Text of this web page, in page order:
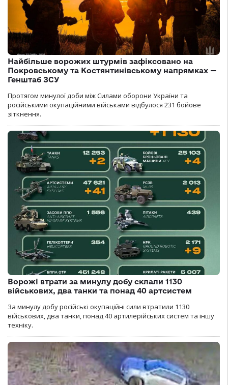
Найбільше ворожих штурмів зафіксовано на
Покровському та Костянтинівському напрямках —
Генштаб ЗСУ
Протягом минулої доби між Силами оборони України та
російськими окупаційними військами відбулося 231 бойове
зіткнення.
Ворожі втрати за минулу добу склали 1130
військових, два танки та понад 40 артсистем
За минулу добу російські окупаційні сили втратили 1130
військових, два танки, понад 40 артилерійських систем та іншу
техніку.